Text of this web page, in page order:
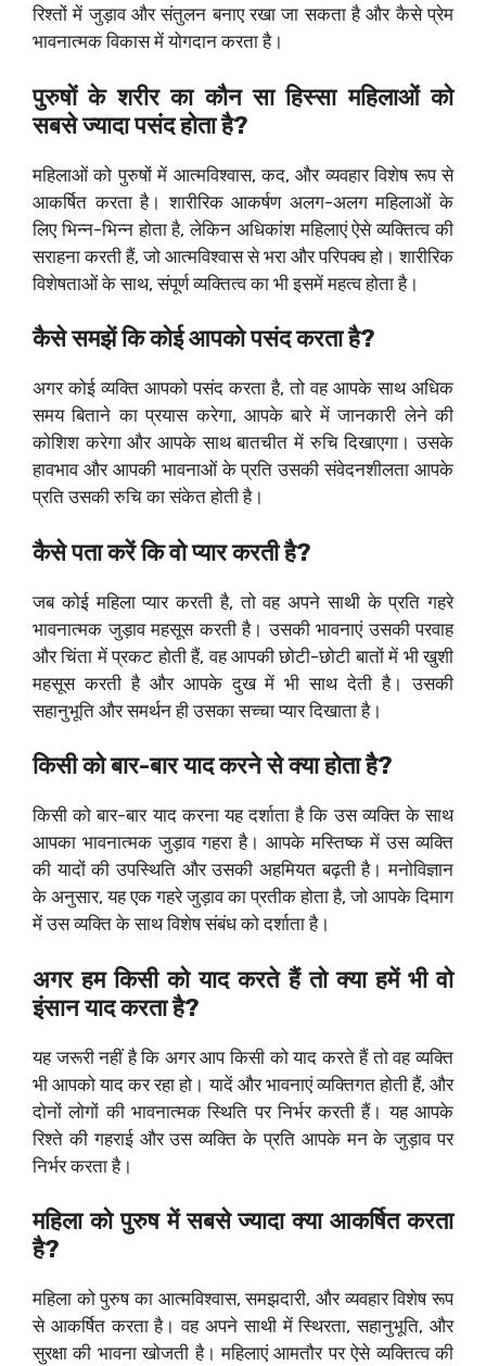
रिश्तों में जुड़ाव और संतुलन बनाए रखा जा सकता है और कैसे प्रेम
भावनात्मक विकास में योगदान करता है।
पुरुषों के शरीर का कौन सा हिस्सा महिलाओं को
सबसे ज्यादा पसंद होता है?
महिलाओं को पुरुषों में आत्मविश्वास, कद, और व्यवहार विशेष रूप से
आकर्षित करता है। शारीरिक आकर्षण अलग-अलग महिलाओं के
लिए भिन्न-भिन्न होता है, लेकिन अधिकांश महिलाएं ऐसे व्यक्तित्व की
सराहना करती हैं, जो आत्मविश्वास से भरा और परिपक्व हो। शारीरिक
विशेषताओं के साथ, संपूर्ण व्यक्तित्व का भी इसमें महत्व होता है।
कैसे समझें कि कोई आपको पसंद करता है?
अगर कोई व्यक्ति आपको पसंद करता है, तो वह आपके साथ अधिक
समय बिताने का प्रयास करेगा, आपके बारे में जानकारी लेने की
कोशिश करेगा और आपके साथ बातचीत में रुचि दिखाएगा। उसके
हावभाव और आपकी भावनाओं के प्रति उसकी संवेदनशीलता आपके
प्रति उसकी रुचि का संकेत होती है।
कैसे पता करें कि वो प्यार करती है?
जब कोई महिला प्यार करती है, तो वह अपने साथी के प्रति गहरे
भावनात्मक जुड़ाव महसूस करती है। उसकी भावनाएं उसकी परवाह
और चिंता में प्रकट होती हैं, वह आपकी छोटी-छोटी बातों में भी खुशी
महसूस करती है और आपके दुख में भी साथ देती है। उसकी
सहानुभूति और समर्थन ही उसका सच्चा प्यार दिखाता है।
किसी को बार-बार याद करने से क्या होता है?
किसी को बार-बार याद करना यह दर्शाता है कि उस व्यक्ति के साथ
आपका भावनात्मक जुड़ाव गहरा है। आपके मस्तिष्क में उस व्यक्ति
की यादों की उपस्थिति और उसकी अहमियत बढ़ती है। मनोविज्ञान
के अनुसार, यह एक गहरे जुड़ाव का प्रतीक होता है, जो आपके दिमाग
में उस व्यक्ति के साथ विशेष संबंध को दर्शाता है।
अगर हम किसी को याद करते हैं तो क्या हमें भी वो
इंसान याद करता है?
यह जरूरी नहीं है कि अगर आप किसी को याद करते हैं तो वह व्यक्ति
भी आपको याद कर रहा हो। यादें और भावनाएं व्यक्तिगत होती हैं, और
दोनों लोगों की भावनात्मक स्थिति पर निर्भर करती हैं। यह आपके
रिश्ते की गहराई और उस व्यक्ति के प्रति आपके मन के जुड़ाव पर
निर्भर करता है।
महिला को पुरुष में सबसे ज्यादा क्या आकर्षित करता
है?
महिला को पुरुष का आत्मविश्वास, समझदारी, और व्यवहार विशेष रूप
से आकर्षित करता है। वह अपने साथी में स्थिरता, सहानुभूति, और
सुरक्षा की भावना खोजती है। महिलाएं आमतौर पर ऐसे व्यक्तित्व की